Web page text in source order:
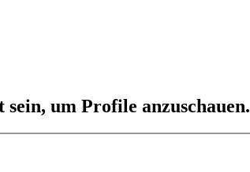
um Profile anzuschauen.